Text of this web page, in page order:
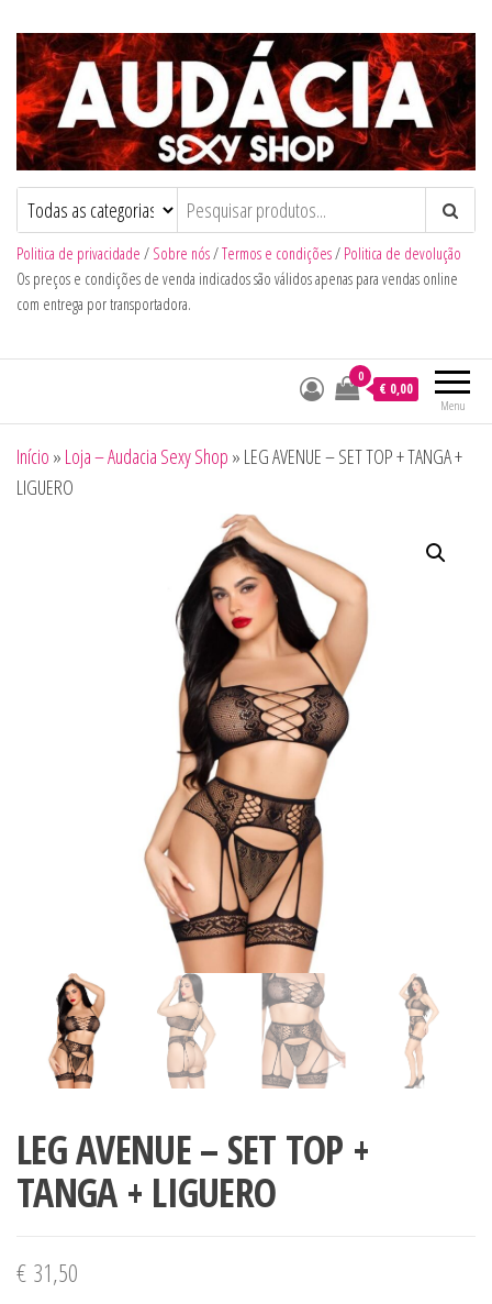
Audacia Sexy Shop
Politica de privacidade / Sobre nós/Termos e condições/ Politica de devolução
Os preços e condições de venda indicados são válidos apenas para vendas online
com entrega por transportadora.
Menu
0
€ 0,00
Início » Loja – Audacia Sexy Shop » LEG AVENUE – SET TOP + TANGA +
LIGUERO
LEG AVENUE – SET TOP +
TANGA + LIGUERO
€ 31,50